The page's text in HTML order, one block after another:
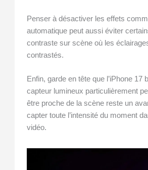
Penser à désactiver les effets
automatique peut aussi éviter
contraste sur scène où les
contrastés.
Enfin, garde en tête que l’iPhone 17
capteur lumineux particulièrement
être proche de la scène reste un
capter toute l’intensité du moment
vidéo.